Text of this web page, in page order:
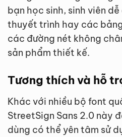
bạn học sinh, sinh viên
thuyết trình hay các
các đường nét không
sản phẩm thiết kế.
Tương thích và hỗ
Khác với nhiều bộ font
StreetSign Sans 2.0 này
dùng có thể yên tâm sử